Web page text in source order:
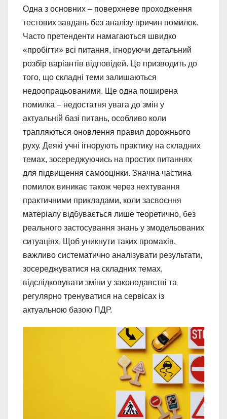
Одна з основних – поверхневе проходження
тестових завдань без аналізу причин помилок.
Часто претенденти намагаються швидко
«пробігти» всі питання, ігноруючи детальний
розбір варіантів відповідей. Це призводить до
того, що складні теми залишаються
недоопрацьованими. Ще одна поширена
помилка – недостатня увага до змін у
актуальній базі питань, особливо коли
трапляються оновлення правил дорожнього
руху. Деякі учні ігнорують практику на складних
темах, зосереджуючись на простих питаннях
для підвищення самооцінки. Значна частина
помилок виникає також через нехтування
практичними прикладами, коли засвоєння
матеріалу відбувається лише теоретично, без
реального застосування знань у змодельованих
ситуаціях. Щоб уникнути таких промахів,
важливо систематично аналізувати результати,
зосереджуватися на складних темах,
відслідковувати зміни у законодавстві та
регулярно тренуватися на сервісах із
актуальною базою ПДР.